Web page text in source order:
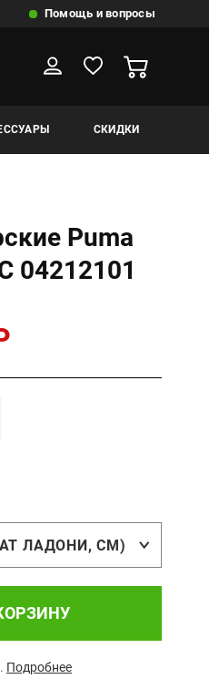
Помощь и вопросы
СКИДКИ
Puma
04212101
ЛАДОНИ, СМ)
Подробнее